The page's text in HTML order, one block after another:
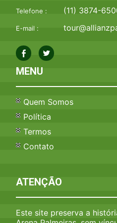
Telefone : (11) 3874-
E-mail :
MENU
Quem Somos
Política
Termos
Contato
ATENÇÃO
Este site preserva a